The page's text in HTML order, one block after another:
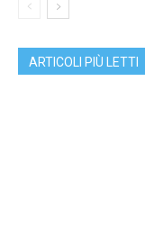
ARTICOLI PIÙ LETTI